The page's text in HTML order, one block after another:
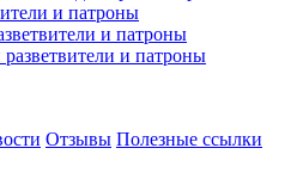
и патроны
и патроны
Отзывы Полезные ссылки